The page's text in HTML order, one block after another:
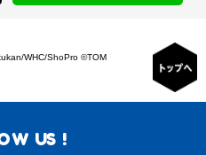
WHC/ShoPro ©TOM
US !